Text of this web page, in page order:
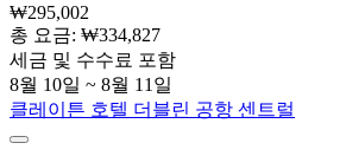
₩295,002
총 요금: ₩334,827
세금 및 수수료 포함
8월 10일 ~ 8월 11일
클레이튼 호텔 더블린 공항 센트럴